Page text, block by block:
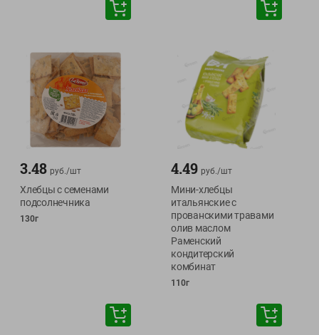
3.48 руб./шт
Хлебцы с семенами
подсолнечника
130г
4.49 руб./шт
Мини-хлебцы
итальянские с
прованскими травами
олив маслом
Раменский
кондитерский
комбинат
110г